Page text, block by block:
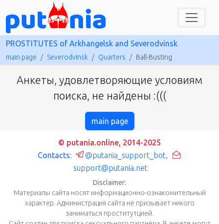
PROSTITUTES of Arkhangelsk and Severodvinsk
main page Severodvinsk Quarters Ball-Busting
Анкеты, удовлетворяющие условиям
поиска, не найдены :(((
main page
© putania.online, 2014-2025
Contacts:
@putania_support_bot,
support@putania.net
Disclaimer:
Материалы сайта носят информационно-ознакомительный
характер. Администрация сайта не призывает никого
заниматься проститутцией.